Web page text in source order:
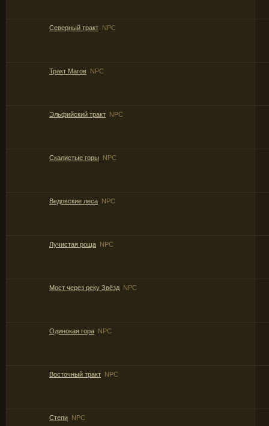
Северный тракт NPC
Тракт Магов NPC
Эльфийский тракт NPC
Скалистые горы NPC
Ведовские леса NPC
Лучистая роща NPC
Мост через реку Звёзд NPC
Одинокая гора NPC
Восточный тракт NPC
Степи NPC